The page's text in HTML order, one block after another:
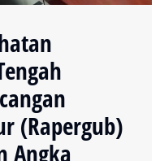
(Rapergub)
Angka